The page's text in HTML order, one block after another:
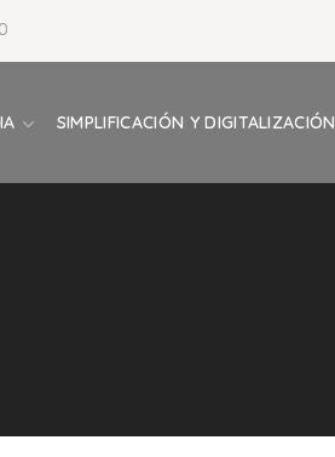
SIMPLIFICACIÓN Y DIGITALIZACIÓN